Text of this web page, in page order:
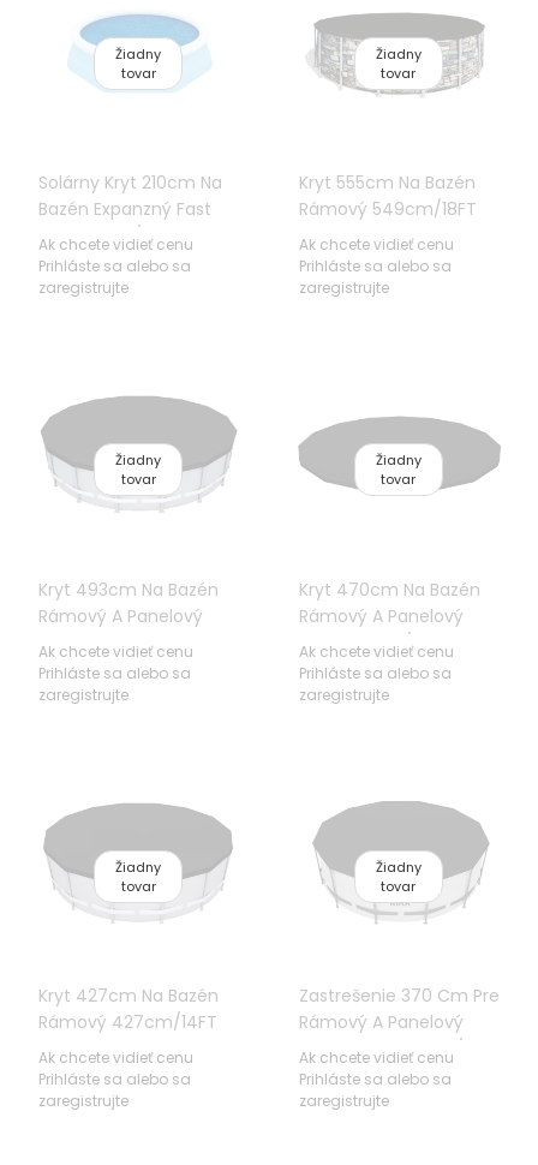
Žiadny
tovar
Solárny Kryt 210cm Na
Bazén Expanzný Fast
Set 244cm/8FT
BESTWAY
Ak chcete vidieť cenu
Prihláste sa alebo sa
zaregistrujte
Žiadny
tovar
Kryt 555cm Na Bazén
Rámový 549cm/18FT
BESTWAY
Ak chcete vidieť cenu
Prihláste sa alebo sa
zaregistrujte
Žiadny
tovar
Kryt 493cm Na Bazén
Rámový A Panelový
Hydrium 460-
488cm/15-16FT
BESTWAY
Ak chcete vidieť cenu
Prihláste sa alebo sa
zaregistrujte
Žiadny
tovar
Kryt 470cm Na Bazén
Rámový A Panelový
457-460cm/15FT
BESTWAY
Ak chcete vidieť cenu
Prihláste sa alebo sa
zaregistrujte
Žiadny
tovar
Kryt 427cm Na Bazén
Rámový 427cm/14FT
BESTWAY
Ak chcete vidieť cenu
Prihláste sa alebo sa
zaregistrujte
Žiadny
tovar
Zastrešenie 370 Cm Pre
Rámový A Panelový
Bazén 360-366cm/12FT
BESTWAY
Ak chcete vidieť cenu
Prihláste sa alebo sa
zaregistrujte